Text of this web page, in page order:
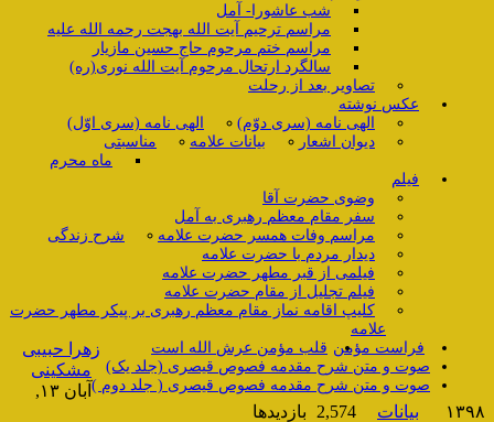
شب عاشورا- آمل
مراسم ترحیم آیت الله بهجت رحمه الله علیه
مراسم ختم مرحوم حاج حسین مازیار
سالگرد ارتحال مرحوم آیت الله نوری(ره)
تصاویر بعد از رحلت
عکس نوشته
الهی نامه (سری دوّم)
الهی نامه (سری اوّل)
دیوان اشعار
بیانات علامه
مناسبتی
ماه محرم
فیلم
وضوی حضرت آقا
سفر مقام معظم رهبری به آمل
مراسم وفات همسر حضرت علامه
شرح زندگی
دیدار مردم با حضرت علامه
فیلمی از قبر مطهر حضرت علامه
فیلم تجلیل از مقام حضرت علامه
کلیپ اقامه نماز مقام معظم رهبری بر پیکر مطهر حضرت
علامه
فراست مؤمن قلب مؤمن عرش الله است
صوت و متن شرح مقدمه فصوص قیصری (جلد یک)
صوت و متن شرح مقدمه فصوص قیصری ( جلد دوم )
زهرا حبیبی
مشکینی
آبان ۱۳,
۱۳۹۸
بیانات 2,574 بازدیدها